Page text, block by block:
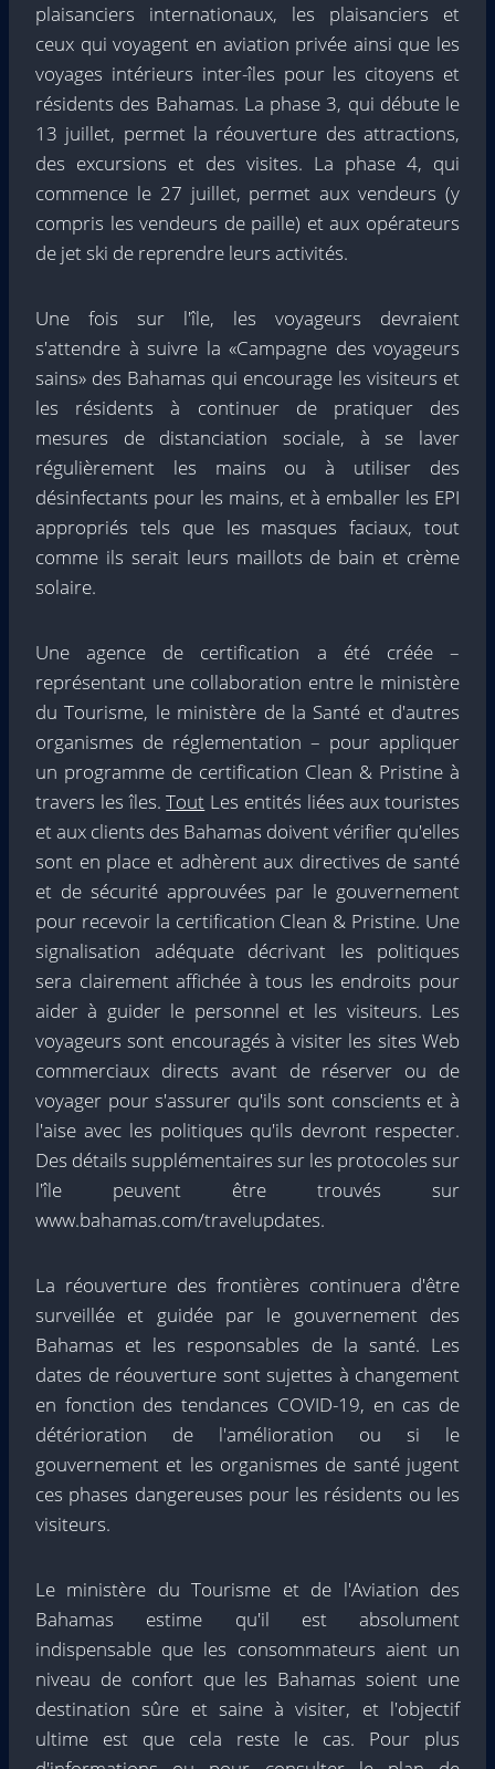
plaisanciers internationaux, les plaisanciers et
ceux qui voyagent en aviation privée ainsi que les
voyages intérieurs inter-îles pour les citoyens et
résidents des Bahamas. La phase 3, qui débute le
13 juillet, permet la réouverture des attractions,
des excursions et des visites. La phase 4, qui
commence le 27 juillet, permet aux vendeurs (y
compris les vendeurs de paille) et aux opérateurs
de jet ski de reprendre leurs activités.
Une fois sur l'île, les voyageurs devraient
s'attendre à suivre la «Campagne des voyageurs
sains» des Bahamas qui encourage les visiteurs et
les résidents à continuer de pratiquer des
mesures de distanciation sociale, à se laver
régulièrement les mains ou à utiliser des
désinfectants pour les mains, et à emballer les EPI
appropriés tels que les masques faciaux, tout
comme ils serait leurs maillots de bain et crème
solaire.
Une agence de certification a été créée –
représentant une collaboration entre le ministère
du Tourisme, le ministère de la Santé et d'autres
organismes de réglementation – pour appliquer
un programme de certification Clean & Pristine à
travers les îles.Tout Les entités liées aux touristes
et aux clients des Bahamas doivent vérifier qu'elles
sont en place et adhèrent aux directives de santé
et de sécurité approuvées par le gouvernement
pour recevoir la certification Clean & Pristine. Une
signalisation adéquate décrivant les politiques
sera clairement affichée à tous les endroits pour
aider à guider le personnel et les visiteurs. Les
voyageurs sont encouragés à visiter les sites Web
commerciaux directs avant de réserver ou de
voyager pour s'assurer qu'ils sont conscients et à
l'aise avec les politiques qu'ils devront respecter.
Des détails supplémentaires sur les protocoles sur
l'île peuvent être trouvés sur
www.bahamas.com/travelupdates.
La réouverture des frontières continuera d'être
surveillée et guidée par le gouvernement des
Bahamas et les responsables de la santé. Les
dates de réouverture sont sujettes à changement
en fonction des tendances COVID-19, en cas de
détérioration de l'amélioration ou si le
gouvernement et les organismes de santé jugent
ces phases dangereuses pour les résidents ou les
visiteurs.
Le ministère du Tourisme et de l'Aviation des
Bahamas estime qu'il est absolument
indispensable que les consommateurs aient un
niveau de confort que les Bahamas soient une
destination sûre et saine à visiter, et l'objectif
ultime est que cela reste le cas. Pour plus